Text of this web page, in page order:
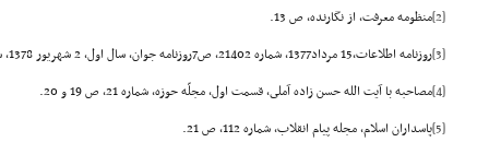
[2] منظومه معرفت، از نگارنده، ص 13.
[3] روزنامه اطلاعات،15 مرداد1377، شماره 21402، ص7روزنامه جوان، سال اول، 2 شهریور 1378، شماره141.
[4] مصاحبه با آیت الله حسن زاده آملى، قسمت اول، مجلّه حوزه، شماره 21، ص 19 و 20.
[5] پاسداران اسلام، مجله پیام انقلاب، شماره 112، ص 21.